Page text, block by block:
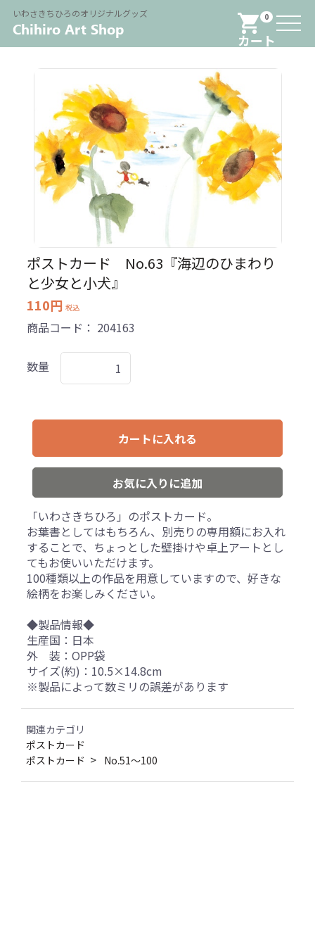
0
カート
いわさきちひろのオリジナルグッズ Menu
ポストカード No.63『海辺のひまわり
と少女と小犬』
110円 税込
商品コード： 204163
数量
カートに入れる
お気に入りに追加
「いわさきちひろ」のポストカード。
お葉書としてはもちろん、別売りの専用額にお入れ
することで、ちょっとした壁掛けや卓上アートとし
てもお使いいただけます。
100種類以上の作品を用意していますので、好きな
絵柄をお楽しみください。
◆製品情報◆
生産国：日本
外 装：OPP袋
サイズ(約)：10.5×14.8cm
※製品によって数ミリの誤差があります
関連カテゴリ
ポストカード
ポストカード
No.51～100